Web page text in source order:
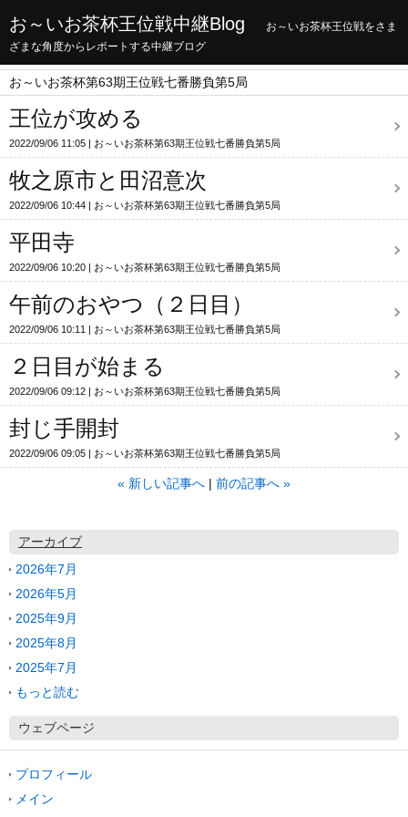
お～いお茶杯王位戦中継Blog
お～いお茶杯王位戦をさま
ざまな角度からレポートする中継ブログ
お～いお茶杯第63期王位戦七番勝負第5局
王位が攻める
2022/09/06 11:05 お～いお茶杯第63期王位戦七番勝負第5局
牧之原市と田沼意次
2022/09/06 10:44 お～いお茶杯第63期王位戦七番勝負第5局
平田寺
2022/09/06 10:20 お～いお茶杯第63期王位戦七番勝負第5局
午前のおやつ（２日目）
2022/09/06 10:11 お～いお茶杯第63期王位戦七番勝負第5局
２日目が始まる
2022/09/06 09:12 お～いお茶杯第63期王位戦七番勝負第5局
封じ手開封
2022/09/06 09:05 お～いお茶杯第63期王位戦七番勝負第5局
« 新しい記事へ 前の記事へ »
アーカイブ
2026年7月
2026年5月
2025年9月
2025年8月
2025年7月
もっと読む
ウェブページ
プロフィール
メイン